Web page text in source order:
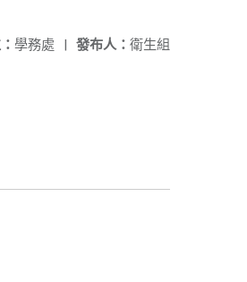
發布人： 衛生組
學務處 |